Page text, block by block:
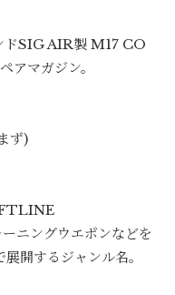
ドSIG AIR製 M17 CO
アマガジン。
ず)
ニングウエポンなどを
開するジャンル名。